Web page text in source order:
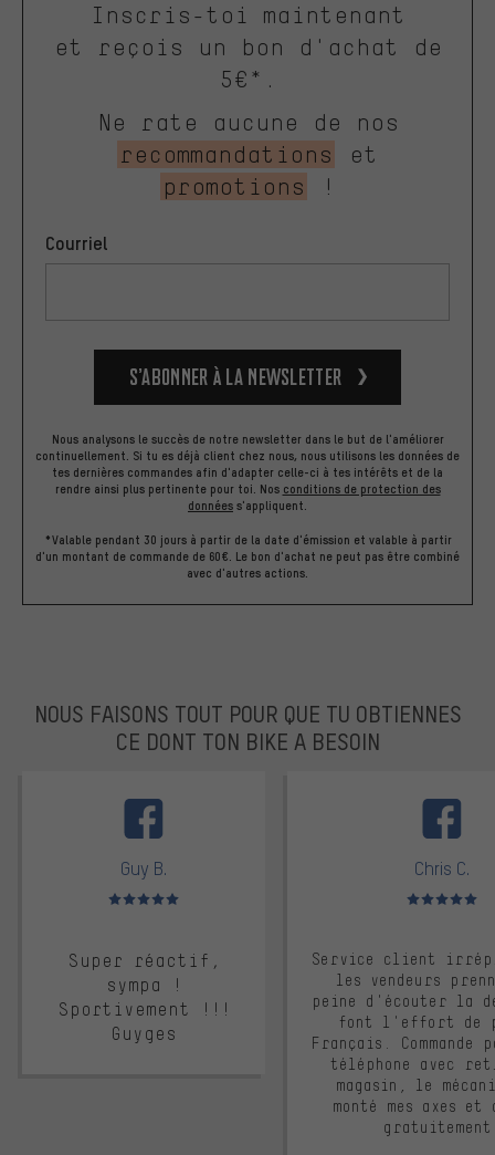
Inscris-toi maintenant
et reçois un bon d'achat de
5€*.
Ne rate aucune de nos
recommandations
et
promotions
!
Courriel
S’abonner à la newsletter
Nous analysons le succès de notre newsletter dans le but de l'améliorer
continuellement. Si tu es déjà client chez nous, nous utilisons les données de
tes dernières commandes afin d'adapter celle-ci à tes intérêts et de la
rendre ainsi plus pertinente pour toi. Nos conditions de protection des
données s'appliquent.
*Valable pendant 30 jours à partir de la date d'émission et valable à partir
d'un montant de commande de 60€. Le bon d'achat ne peut pas être combiné
avec d'autres actions.
NOUS FAISONS TOUT POUR QUE TU OBTIENNES
CE DONT TON BIKE A BESOIN
Guy B.
Note moyenne : 5 sur 5
Super réactif,
sympa !
Sportivement !!!
Guyges
Chris C.
Note moyenne :
Service client
les vendeurs
peine d'écouter la
font l'effort de
Français. Commande
téléphone avec
magasin, le
monté mes axes et